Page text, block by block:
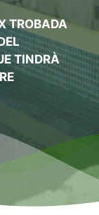
TROBADA
TINDRÀ